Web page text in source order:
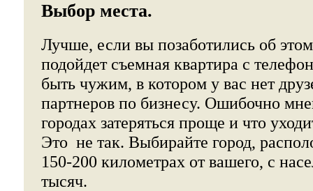
Выбор места.
Лучше, если вы позаботились об
подойдет съемная квартира с
быть чужим, в котором у вас нет
партнеров по бизнесу. Ошибочно
городах затеряться проще и что
Это не так. Выбирайте город,
150-200 километрах от вашего, с
тысяч.